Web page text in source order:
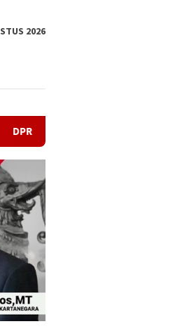
2026
Sebut Kematian Siswa